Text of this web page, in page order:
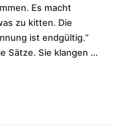
Es macht
zu kitten. Die
ist endgültig.“
Sätze. Sie klangen …